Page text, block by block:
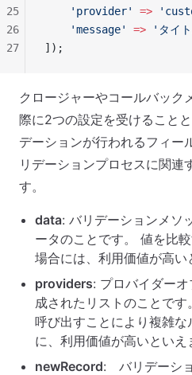
    'provider'
=>
    'message'
=> 'タイト
]);
25
26
27
クロージャーやコールバック
際に2つの設定を受けること
デーションが行われるフィー
リデーションプロセスに関連
す。
data: バリデーションメソ
ータのことです。 値を比
場合には、利用価値が高い
providers: プロバイダー
成されたリストのことで
呼び出すことにより複雑な
に、利用価値が高いといえ
newRecord: バリデーシ